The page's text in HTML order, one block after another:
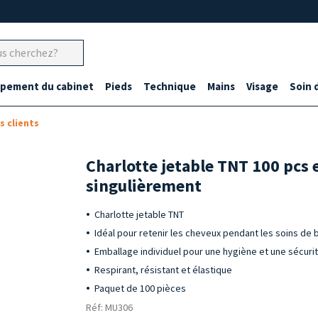
du cabinet Pieds Technique Mains Visage Soin
clients
Charlotte jetable TNT 100 pcs
singulièrement
Charlotte jetable TNT
Idéal pour retenir les cheveux pendant les soins de
Emballage individuel pour une hygiène et une
Respirant, résistant et élastique
Paquet de 100 pièces
Réf: MU306